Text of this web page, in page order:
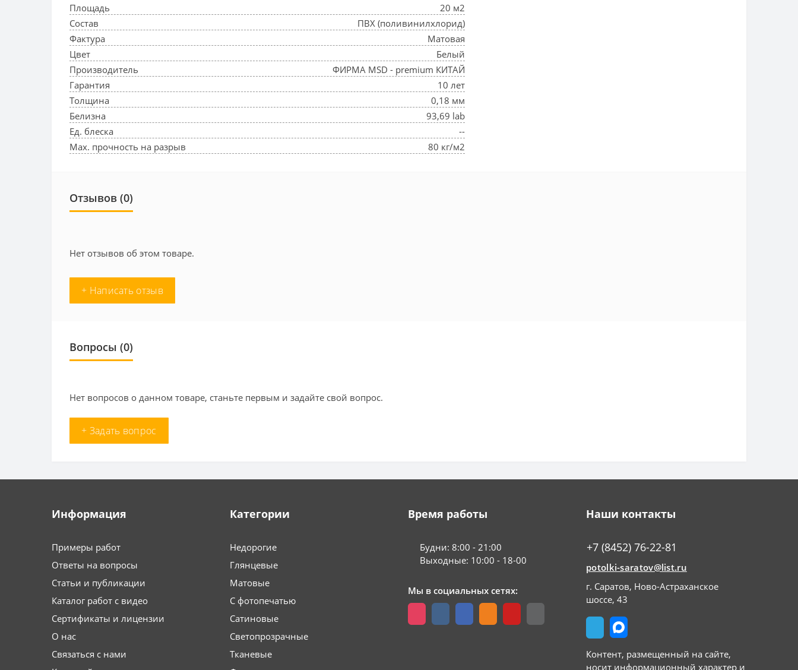
Площадь
20 м2
Состав
ПВХ (поливинилхлорид)
Фактура
Матовая
Цвет
Белый
Производитель
ФИРМА MSD - premium КИТАЙ
Гарантия
10 лет
Толщина
0,18 мм
Белизна
93,69 lab
Ед. блеска
--
Max. прочность на разрыв
80 кг/м2
Отзывов (0)
Нет отзывов об этом товаре.
+ Написать отзыв
Вопросы (0)
Нет вопросов о данном товаре, станьте первым и задайте свой вопрос.
+ Задать вопрос
Информация
Примеры работ
Ответы на вопросы
Статьи и публикации
Каталог работ с видео
Сертификаты и лицензии
О нас
Связаться с нами
Категории
Недорогие
Глянцевые
Матовые
С фотопечатью
Сатиновые
Светопрозрачные
Тканевые
Время работы
Будни: 8:00 - 21:00
Выходные: 10:00 - 18-00
Мы в социальных сетях:
Наши контакты
+7 (8452) 76-22-81
potolki-saratov@list.ru
г. Саратов, Ново-Астраханское
шоссе, 43
Контент, размещенный на сайте,
носит информационный характер и